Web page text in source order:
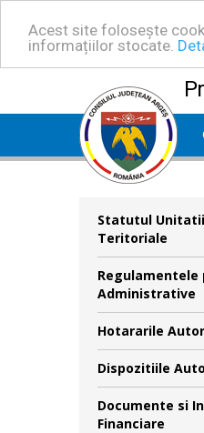
Acest site folosește
informațiilor stocate.
Statutul
Teritoriale
Regulamentele
Administrative
Hotararile
Dispozitiile
Documente si
Financiare